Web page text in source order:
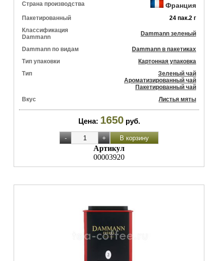
Страна производства Франция
Пакетированный
24 пак.2 г
Классификация
Dammann
Dammann зеленый
Dammann по видам
Dammann в пакетиках
Тип упаковки
Картонная упаковка
Тип
Зеленый чай
Ароматизированный чай
Пакетированный чай
Вкус
Листья мяты
Цена: 1650 руб.
Артикул
00003920